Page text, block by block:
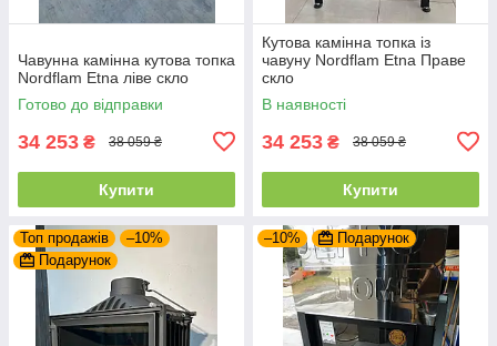
Чавунна камінна кутова топка
Nordflam Etna ліве скло
Готово до відправки
34 253 ₴ 38 059 ₴
Купити
Кутова камінна топка із
чавуну Nordflam Etna Праве
скло
В наявності
34 253 ₴ 38 059 ₴
Купити
Топ продажів
–10%
Подарунок
–10% Подарунок